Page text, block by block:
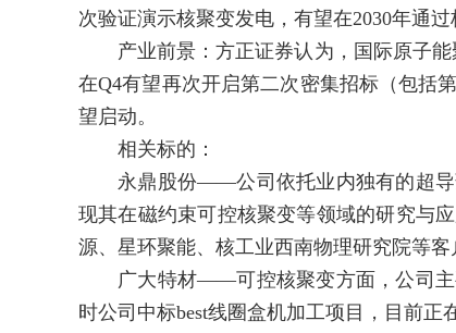
次验证演示核聚变发电，有望在2030年通过
产业前景：方正证券认为，国际原子能
在Q4有望再次开启第二次密集招标（包括
望启动。
相关标的：
永鼎股份——公司依托业内独有的超导
现其在磁约束可控核聚变等领域的研究与
源、星环聚能、核工业西南物理研究院等客
广大特材——可控核聚变方面，公司主
时公司中标best线圈盒机加工项目，目前正